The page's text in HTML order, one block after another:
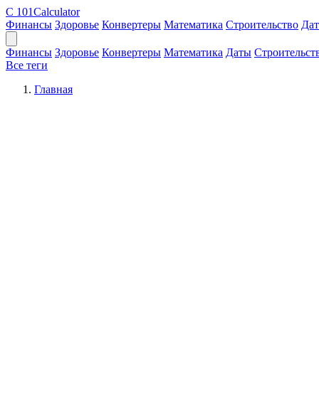
C 101Calculator
Финансы Здоровье Конвертеры Математика Строительство
Финансы Здоровье Конвертеры Математика Даты
Все теги
Главная